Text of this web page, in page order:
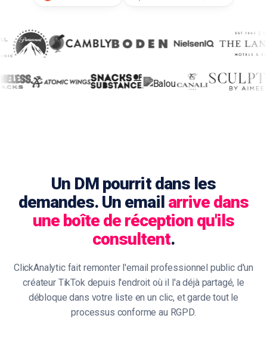
Un DM pourrit dans les
demandes. Un email arrive dans
une boîte de réception qu'ils
consultent.
ClickAnalytic fait remonter l'email professionnel public d'un
créateur TikTok depuis l'endroit où il l'a déjà partagé, le
débloque dans votre liste en un clic, et garde tout le
processus conforme au RGPD.